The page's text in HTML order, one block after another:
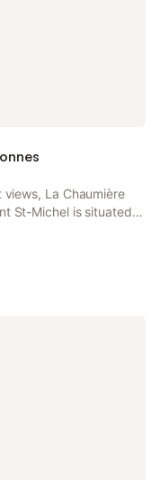
La Chaumière
St-Michel is situated in
to a terrace and